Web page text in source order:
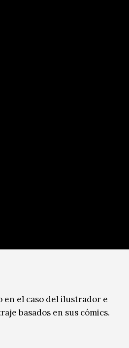
en el caso del ilustrador e
basados en sus cómics.